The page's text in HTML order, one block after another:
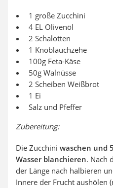
1 große Zucchini
4 EL Olivenöl
2 Schalotten
1 Knoblauchzehe
100g Feta-Käse
50g Walnüsse
2 Scheiben Weißbrot
1 Ei
Salz und Pfeffer
Zubereitung:
Die Zucchini waschen und
Wasser blanchieren. Nach
der Länge nach halbieren
Innere der Frucht aushölen